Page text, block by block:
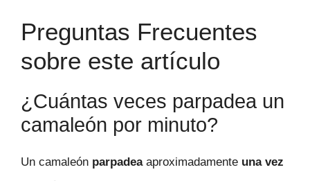
Preguntas Frecuentes
sobre este artículo
¿Cuántas veces parpadea un
camaleón por minuto?
Un camaleón parpadeaaproximadamente una vez